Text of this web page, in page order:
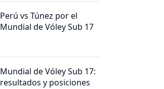
Perú vs Túnez por el
Mundial de Vóley Sub 17
Mundial de Vóley Sub 17:
resultados y posiciones